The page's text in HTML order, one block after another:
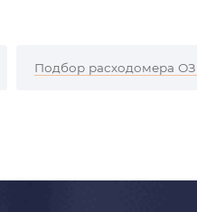
Подбор расходомера